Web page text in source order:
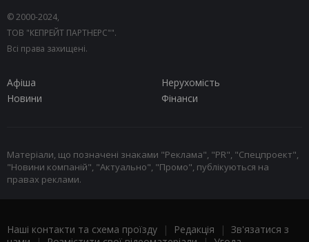
© 2000-2024,
ТОВ "КЕПРЕЙТ ПАРТНЕРС"".
Всі права захищені.
Афіша
Нерухомість
Новини
Фінанси
Матеріали, що позначені знаками "Реклама", "PR", "Спецпроект",
"Новини компаній", "Актуально", "Промо", публікуються на
правах реклами.
Наші контакти та схема проїзду | Редакція | Зв'язатися з